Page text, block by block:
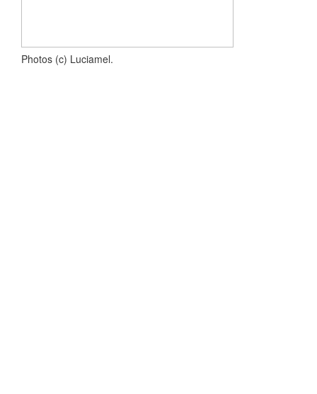
Photos (c) Luciamel.